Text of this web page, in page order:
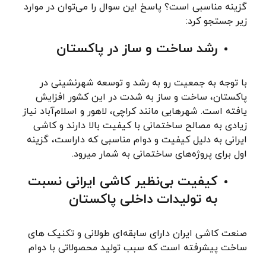
گزینه مناسبی است؟ پاسخ این سوال را می‌توان در موارد
زیر جستجو کرد:
رشد ساخت و ساز در پاکستان
با توجه به جمعیت رو به رشد و توسعه شهرنشینی در
پاکستان، ساخت و ساز به شدت در این کشور افزایش
یافته است. شهرهایی مانند کراچی، لاهور و اسلام‌آباد نیاز
زیادی به مصالح ساختمانی با کیفیت بالا دارند و کاشی
ایرانی به دلیل کیفیت و دوام مناسبی که داراست، گزینه
اول برای پروژه‌های ساختمانی به شمار میرود.
کیفیت بی‌نظیر کاشی ایرانی نسبت
به تولیدات داخلی پاکستان
صنعت کاشی ایران دارای سابقه‌ای طولانی و تکنیک های
ساخت پیشرفته است که سبب تولید محصولاتی با دوام